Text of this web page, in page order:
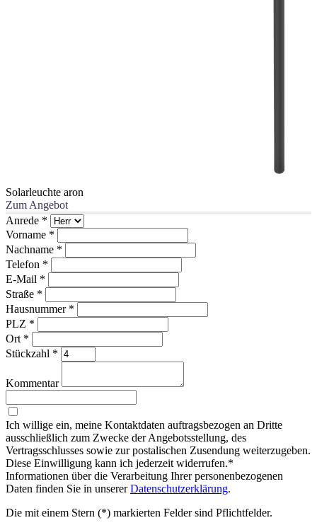
Solarleuchte aron
Zum Angebot
Anrede *
Vorname *
Nachname *
Telefon *
E-Mail *
Straße *
Hausnummer *
PLZ *
Ort *
Stückzahl *
Kommentar
Ich willige ein, meine Kontaktdaten auftragsbezogen an Dritte
ausschließlich zum Zwecke der Angebotsstellung, des
Vertragsschlusses sowie zur postalischen Zusendung weiterzugeben.
Diese Einwilligung kann ich jederzeit widerrufen.*
Informationen über die Verarbeitung Ihrer personenbezogenen
Daten finden Sie in unsererDatenschutzerklärung.
Die mit einem Stern (*) markierten Felder sind Pflichtfelder.